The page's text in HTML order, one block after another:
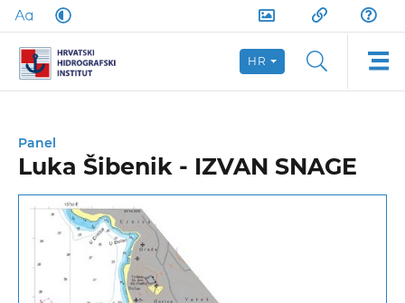
HR
Panel
Luka Šibenik - IZVAN SNAGE